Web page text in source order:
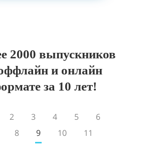
2 3 4 5
6
8 9 10 11
2000 выпускников
и онлайн
за 10 лет!